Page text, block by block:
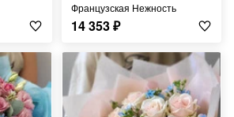
Французская Нежность
14 353₽